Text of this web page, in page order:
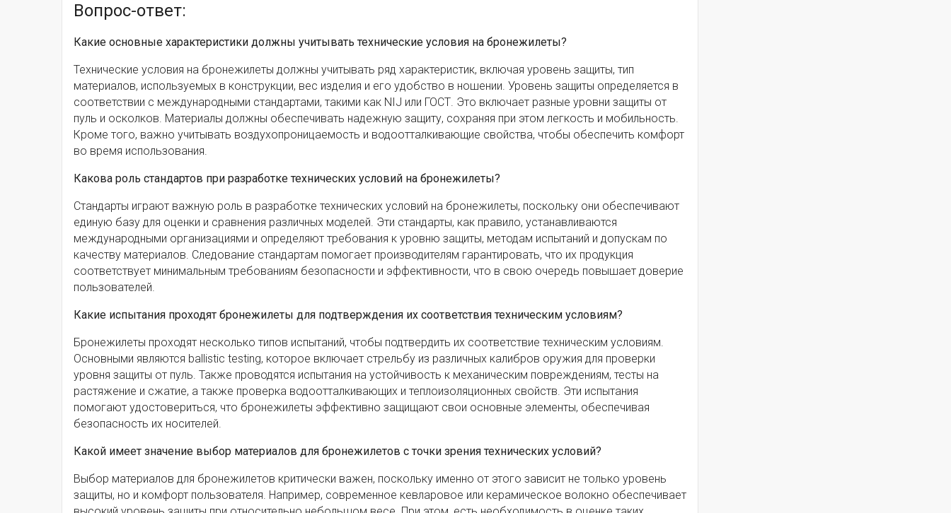
Вопрос-ответ:
Какие основные характеристики должны учитывать технические условия на бронежилеты?
Технические условия на бронежилеты должны учитывать ряд характеристик, включая уровень защиты, тип
материалов, используемых в конструкции, вес изделия и его удобство в ношении. Уровень защиты определяется в
соответствии с международными стандартами, такими как NIJ или ГОСТ. Это включает разные уровни защиты от
пуль и осколков. Материалы должны обеспечивать надежную защиту, сохраняя при этом легкость и мобильность.
Кроме того, важно учитывать воздухопроницаемость и водоотталкивающие свойства, чтобы обеспечить комфорт
во время использования.
Какова роль стандартов при разработке технических условий на бронежилеты?
Стандарты играют важную роль в разработке технических условий на бронежилеты, поскольку они обеспечивают
единую базу для оценки и сравнения различных моделей. Эти стандарты, как правило, устанавливаются
международными организациями и определяют требования к уровню защиты, методам испытаний и допускам по
качеству материалов. Следование стандартам помогает производителям гарантировать, что их продукция
соответствует минимальным требованиям безопасности и эффективности, что в свою очередь повышает доверие
пользователей.
Какие испытания проходят бронежилеты для подтверждения их соответствия техническим условиям?
Бронежилеты проходят несколько типов испытаний, чтобы подтвердить их соответствие техническим условиям.
Основными являются ballistic testing, которое включает стрельбу из различных калибров оружия для проверки
уровня защиты от пуль. Также проводятся испытания на устойчивость к механическим повреждениям, тесты на
растяжение и сжатие, а также проверка водоотталкивающих и теплоизоляционных свойств. Эти испытания
помогают удостовериться, что бронежилеты эффективно защищают свои основные элементы, обеспечивая
безопасность их носителей.
Какой имеет значение выбор материалов для бронежилетов с точки зрения технических условий?
Выбор материалов для бронежилетов критически важен, поскольку именно от этого зависит не только уровень
защиты, но и комфорт пользователя. Например, современное кевларовое или керамическое волокно обеспечивает